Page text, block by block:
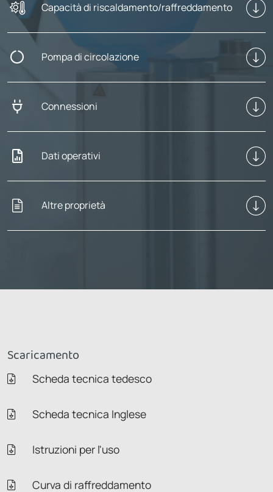
Capacità di riscaldamento/raffreddamento
Pompa di circolazione
Connessioni
Dati operativi
Altre proprietà
Scaricamento
Scheda tecnica tedesco
Scheda tecnica Inglese
Istruzioni per l'uso
Curva di raffreddamento